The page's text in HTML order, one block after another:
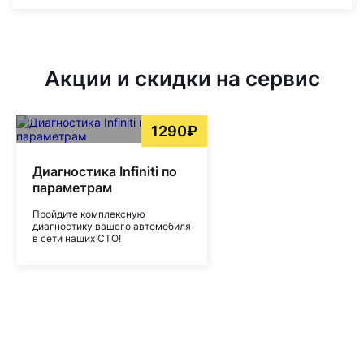
Акции и скидки на сервис
1290₽
Диагностика Infiniti по
параметрам
Пройдите комплексную
диагностику вашего автомобиля
в сети наших СТО!